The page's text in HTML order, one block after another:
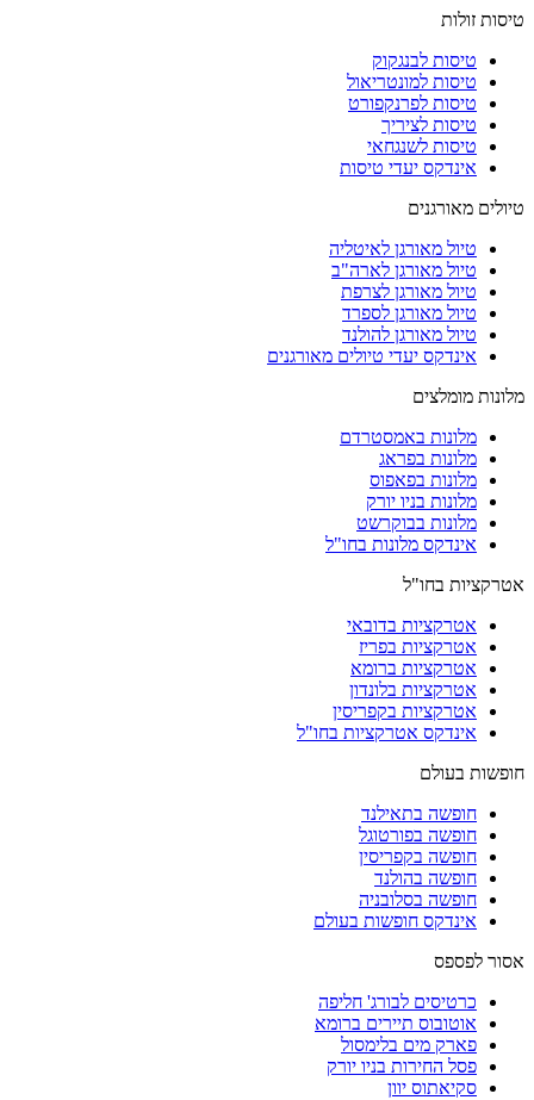
טיסות זולות
טיסות לבנגקוק
טיסות למונטריאול
טיסות לפרנקפורט
טיסות לציריך
טיסות לשנגחאי
אינדקס יעדי טיסות
טיולים מאורגנים
טיול מאורגן לאיטליה
טיול מאורגן לארה"ב
טיול מאורגן לצרפת
טיול מאורגן לספרד
טיול מאורגן להולנד
אינדקס יעדי טיולים מאורגנים
מלונות מומלצים
מלונות באמסטרדם
מלונות בפראג
מלונות בפאפוס
מלונות בניו יורק
מלונות בבוקרשט
אינדקס מלונות בחו"ל
אטרקציות בחו"ל
אטרקציות בדובאי
אטרקציות בפריז
אטרקציות ברומא
אטרקציות בלונדון
אטרקציות בקפריסין
אינדקס אטרקציות בחו"ל
חופשות בעולם
חופשה בתאילנד
חופשה בפורטוגל
חופשה בקפריסין
חופשה בהולנד
חופשה בסלובניה
אינדקס חופשות בעולם
אסור לפספס
כרטיסים לבורג' חליפה
אוטובוס תיירים ברומא
פארק מים בלימסול
פסל החירות בניו יורק
סקיאתוס יוון